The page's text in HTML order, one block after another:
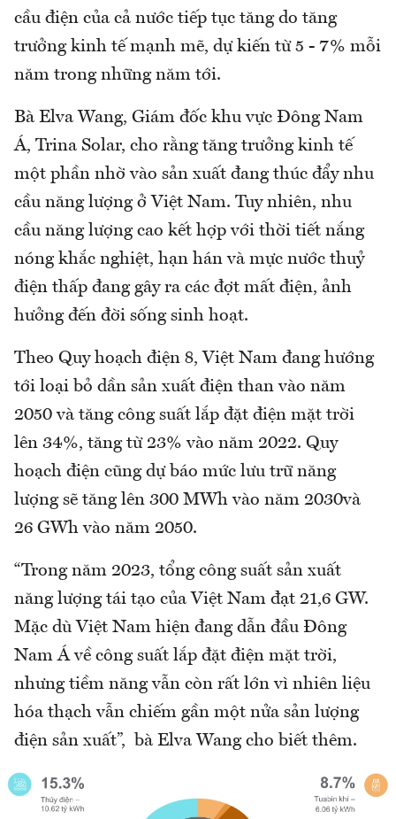
cầu điện của cả nước tiếp tục tăng do tăng
trưởng kinh tế mạnh mẽ, dự kiến từ 5 - 7% mỗi
năm trong những năm tới.
Bà Elva Wang, Giám đốc khu vực Đông Nam
Á, Trina Solar, cho rằng tăng trưởng kinh tế
một phần nhờ vào sản xuất đang thúc đẩy nhu
cầu năng lượng ở Việt Nam. Tuy nhiên, nhu
cầu năng lượng cao kết hợp với thời tiết nắng
nóng khắc nghiệt, hạn hán và mực nước thuỷ
điện thấp đang gây ra các đợt mất điện, ảnh
hưởng đến đời sống sinh hoạt.
Theo Quy hoạch điện 8, Việt Nam đang hướng
tới loại bỏ dần sản xuất điện than vào năm
2050 và tăng công suất lắp đặt điện mặt trời
lên 34%, tăng từ 23% vào năm 2022. Quy
hoạch điện cũng dự báo mức lưu trữ năng
lượng sẽ tăng lên 300 MWh vào năm 2030và
26 GWh vào năm 2050.
“Trong năm 2023, tổng công suất sản xuất
năng lượng tái tạo của Việt Nam đạt 21,6 GW.
Mặc dù Việt Nam hiện đang dẫn đầu Đông
Nam Á về công suất lắp đặt điện mặt trời,
nhưng tiềm năng vẫn còn rất lớn vì nhiên liệu
hóa thạch vẫn chiếm gần một nửa sản lượng
điện sản xuất”, bà Elva Wang cho biết thêm.